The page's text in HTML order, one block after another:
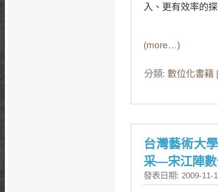
入、更有效率的
(more…)
分類: 數位化書籍
台灣藝術大
采—宋江陣數
發表日期: 2009-11-